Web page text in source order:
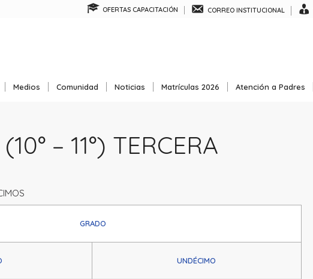
OFERTAS CAPACITACIÓN CORREO INSTITUCIONAL
Medios Comunidad Noticias Matrículas 2026 Atención a Padres
– 11°) TERCERA
GRADO
UNDÉCIMO